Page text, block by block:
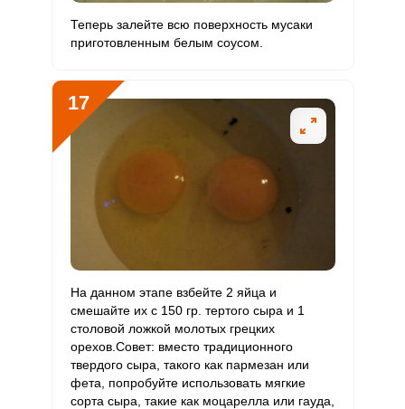
Теперь залейте всю поверхность мусаки
приготовленным белым соусом.
17
На данном этапе взбейте 2 яйца и
смешайте их с 150 гр. тертого сыра и 1
столовой ложкой молотых грецких
орехов.Совет: вместо традиционного
твердого сыра, такого как пармезан или
фета, попробуйте использовать мягкие
сорта сыра, такие как моцарелла или гауда,